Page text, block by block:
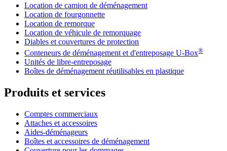
Location de camion de déménagement
Location de fourgonnette
Location de remorque
Location de véhicule de remorquage
Diables et couvertures de protection
Conteneurs de déménagement et d'entreposage U-Box®
Unités de libre-entreposage
Boîtes de déménagement réutilisables en plastique
Produits et services
Comptes commerciaux
Attaches et accessoires
Aides-déménageurs
Boîtes et accessoires de déménagement